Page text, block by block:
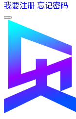
我要注册 忘记密码